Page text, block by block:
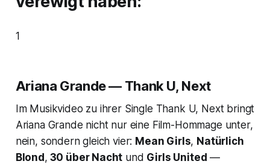
1
Ariana Grande — Thank U, Next
Im Musikvideo zu ihrer Single Thank U, Nextbringt
Ariana Grande nicht nur eine Film-Hommage unter,
nein, sondern gleich vier: Mean Girls, Natürlich
Blond , 30 über Nacht und Girls United —